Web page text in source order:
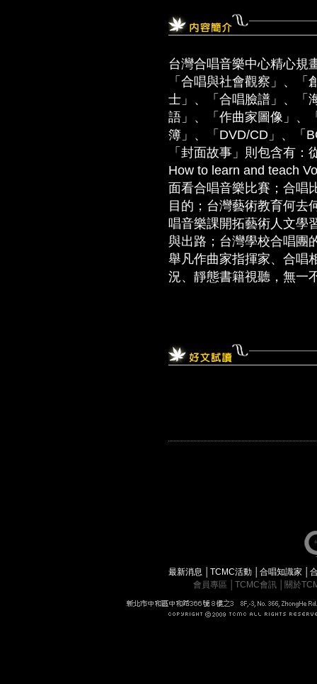
台灣合唱音樂中心精心規
「合唱與社會觀察」、
士」、「合唱臉譜」、「
語」、「作曲家圖像」、
簿」、「DVD/CD」、「
「封面故事」則包含有
How to learn and teach
面看合唱音樂比賽；合唱
目的；台灣藝術教育何去
唱音樂課開拓藝術人文學
與出路；台灣學校合唱團
舉凡作曲家指揮家、合唱
況、靜態書籍視聽，無一
最新消息 │TCMC活動 │合唱知識家 │
會員專區
TCMC會訊 關於